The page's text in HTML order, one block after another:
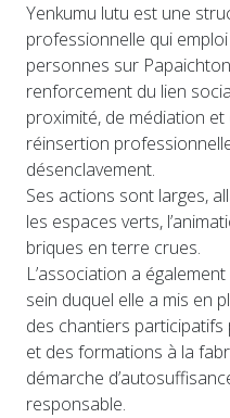
Yenkumu lutu est une
professionnelle qui
personnes sur
renforcement du lien
proximité, de médiation et
réinsertion
désenclavement.
Ses actions sont larges,
les espaces verts,
briques en terre crues.
L’association a
sein duquel elle a mis en
des chantiers
et des formations à la
démarche
responsable.